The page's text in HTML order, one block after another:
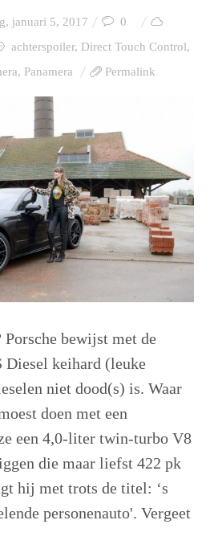
januari 5, 2017
0
achterspoiler, Direct Touch Control,
, Panamera Permalink
bewijst met de
Diesel keihard (leuke
niet dood(s) is. Waar
doen met een
een 4,0-liter twin-turbo V8
die maar liefst 422 pk
hij met trots de titel: ‘s
personenauto'. Vergeet